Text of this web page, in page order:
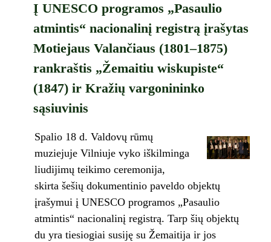
Į UNESCO programos „Pasaulio
atmintis“ nacionalinį registrą įrašytas
Motiejaus Valančiaus (1801–1875)
rankraštis „Žemaitiu wiskupiste“
(1847) ir Kražių vargonininko
sąsiuvinis
Spalio 18 d. Valdovų rūmų
muziejuje Vilniuje vyko iškilminga
liudijimų teikimo ceremonija,
skirta šešių dokumentinio paveldo objektų
įrašymui į UNESCO programos „Pasaulio
atmintis“ nacionalinį registrą. Tarp šių objektų
du yra tiesiogiai susiję su Žemaitija ir jos